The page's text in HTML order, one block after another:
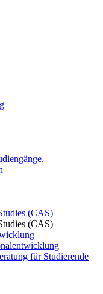
(CAS)
(CAS)
für Studierende